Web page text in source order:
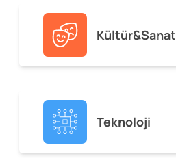
Kültür&Sanat
Teknoloji